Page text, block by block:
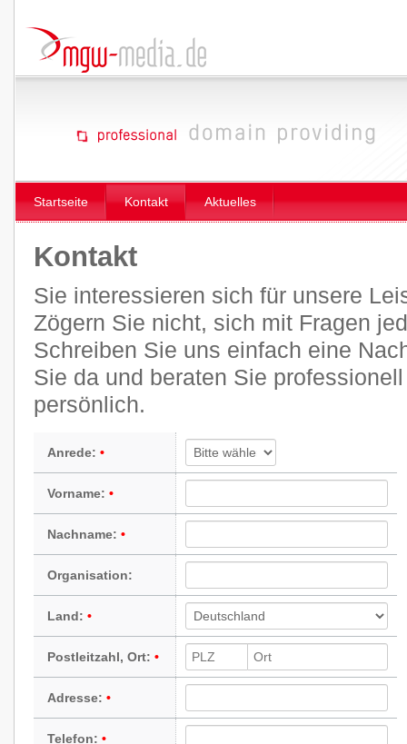
Startseite Kontakt Aktuelles
Kontakt
Sie interessieren sich für unsere
Zögern Sie nicht, sich mit Fragen
Schreiben Sie uns einfach eine
Sie da und beraten Sie
persönlich.
Anrede:
Vorname:
Nachname:
Organisation:
Land:
Postleitzahl, Ort:
Adresse:
Telefon: